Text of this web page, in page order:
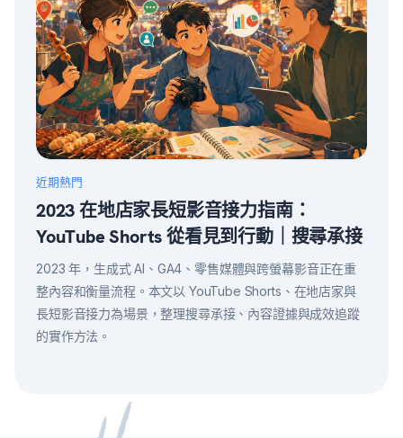
近期熱門
2023 在地店家長短影音接力指南：
YouTube Shorts 從看見到行動｜搜尋承接
2023 年，生成式 AI、GA4、零售媒體與跨螢幕影音正在重
整內容和衡量流程。本文以 YouTube Shorts、在地店家與
長短影音接力為場景，整理搜尋承接、內容證據與成效追蹤
的實作方法。